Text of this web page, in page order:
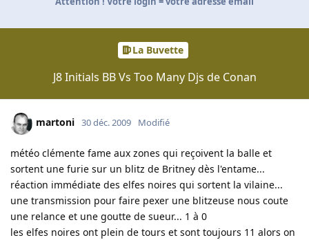
La Buvette
J8 Initials BB Vs Too Many Djs de Conan
martoni 30 déc. 2009 Modifié
météo clémente fame aux zones qui reçoivent la balle et
sortent une furie sur un blitz de Britney dès l'entame...
réaction immédiate des elfes noires qui sortent la vilaine...
une transmission pour faire pexer une blitzeuse nous coute
une relance et une goutte de sueur... 1 à 0
les elfes noires ont plein de tours et sont toujours 11 alors on